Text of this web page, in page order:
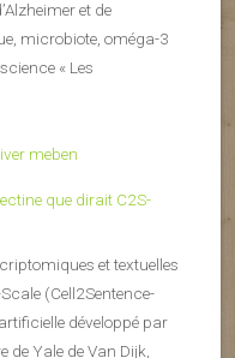
et de
microbiote, oméga-3
« Les
que dirait C2S-
et textuelles
(Cell2Sentence-
développé par
de Yale de Van Dijk,